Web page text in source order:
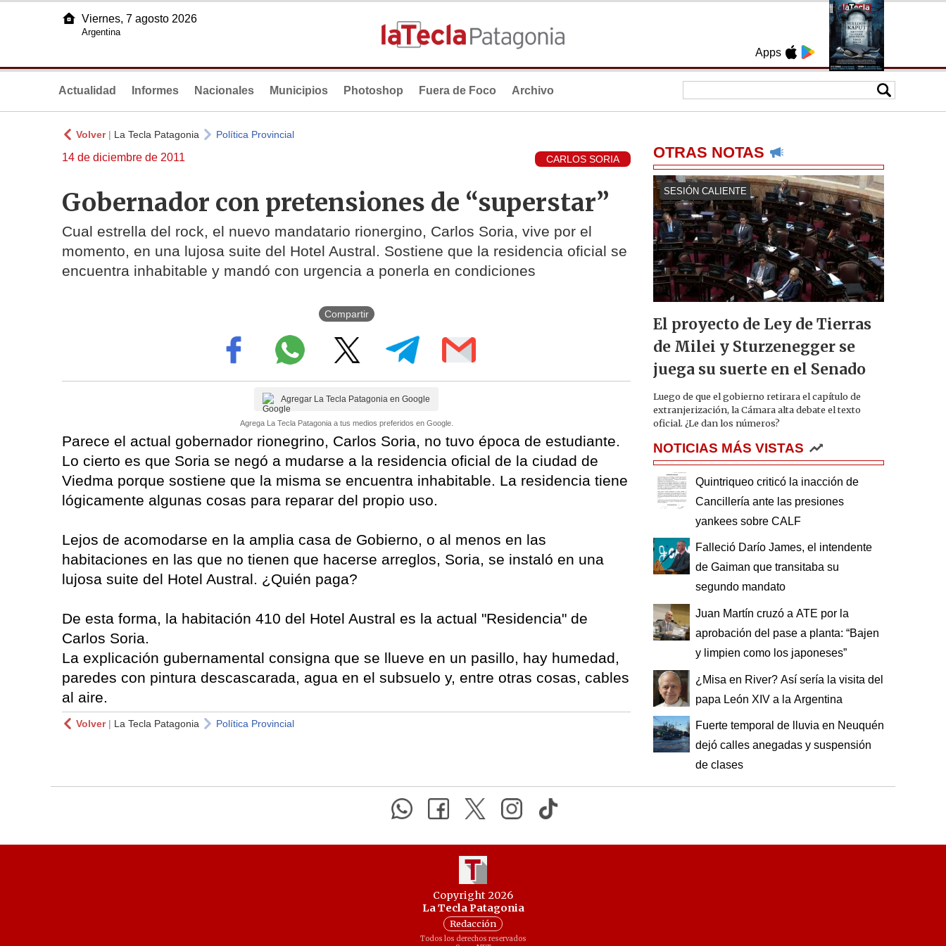
Apps
Viernes, 7 agosto 2026
Argentina
Actualidad Informes Nacionales Municipios Photoshop Fuera de Foco Archivo
Volver| La Tecla Patagonia Política Provincial
14 de diciembre de 2011 CARLOS SORIA
Gobernador con pretensiones de “superstar”
Cual estrella del rock, el nuevo mandatario rionergino, Carlos Soria, vive por el
momento, en una lujosa suite del Hotel Austral. Sostiene que la residencia oficial se
encuentra inhabitable y mandó con urgencia a ponerla en condiciones
Compartir
Agregar La Tecla Patagonia en Google
Agrega La Tecla Patagonia a tus medios preferidos en Google.
Parece el actual gobernador rionegrino, Carlos Soria, no tuvo época de estudiante.
Lo cierto es que Soria se negó a mudarse a la residencia oficial de la ciudad de
Viedma porque sostiene que la misma se encuentra inhabitable. La residencia tiene
lógicamente algunas cosas para reparar del propio uso.
Lejos de acomodarse en la amplia casa de Gobierno, o al menos en las
habitaciones en las que no tienen que hacerse arreglos, Soria, se instaló en una
lujosa suite del Hotel Austral. ¿Quién paga?
De esta forma, la habitación 410 del Hotel Austral es la actual "Residencia" de
Carlos Soria.
La explicación gubernamental consigna que se llueve en un pasillo, hay humedad,
paredes con pintura descascarada, agua en el subsuelo y, entre otras cosas, cables
al aire.
Volver| La Tecla Patagonia Política Provincial
OTRAS NOTAS
SESIÓN CALIENTE
El proyecto de Ley de Tierras
de Milei y Sturzenegger se
juega su suerte en el Senado
Luego de que el gobierno retirara el capítulo de
extranjerización, la Cámara alta debate el texto
oficial. ¿Le dan los números?
NOTICIAS MÁS VISTAS
Quintriqueo criticó la inacción de
Cancillería ante las presiones
yankees sobre CALF
Falleció Darío James, el intendente
de Gaiman que transitaba su
segundo mandato
Juan Martín cruzó a ATE por la
aprobación del pase a planta: “Bajen
y limpien como los japoneses”
¿Misa en River? Así sería la visita del
papa León XIV a la Argentina
Fuerte temporal de lluvia en Neuquén
dejó calles anegadas y suspensión
de clases
Copyright 2026
La Tecla Patagonia
Redacción
Todos los derechos reservados